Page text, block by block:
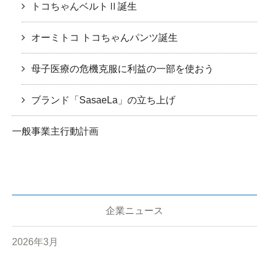
トコちゃんベルトⅡ誕生
オーミトコ トコちゃんパンツ誕生
母子医療の危機克服に利益の一部を使おう
ブランド「SasaeLa」の立ち上げ
一般事業主行動計画
企業ニュース
2026年3月